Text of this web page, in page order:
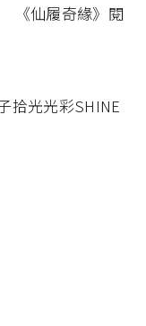
《仙履奇緣》閱
拾光光彩SHINE